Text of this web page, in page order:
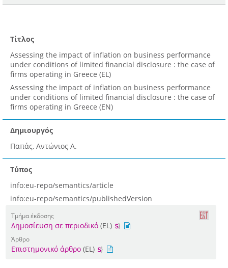
Τίτλος
Assessing the impact of inflation on business performance
under conditions of limited financial disclosure : the case of
firms operating in Greece (EL)
Assessing the impact of inflation on business performance
under conditions of limited financial disclosure : the case of
firms operating in Greece (EN)
Δημιουργός
Παπάς, Αντώνιος Α.
Τύπος
info:eu-repo/semantics/article
info:eu-repo/semantics/publishedVersion
Τμήμα έκδοσης
Δημοσίευση σε περιοδικό (EL)
Άρθρο
Επιστημονικό άρθρο (EL)